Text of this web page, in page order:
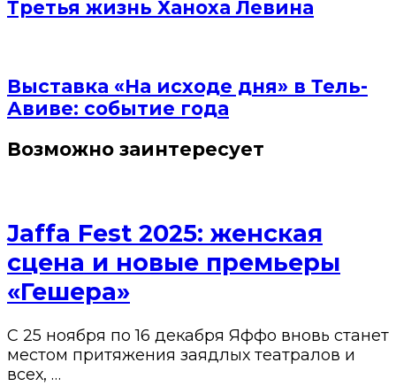
Третья жизнь Ханоха Левина
Выставка «На исходе дня» в Тель-
Авиве: событие года
Возможно заинтересует
Jaffa Fest 2025: женская
сцена и новые премьеры
«Гешера»
С 25 ноября по 16 декабря Яффо вновь станет
местом притяжения заядлых театралов и
всех, …